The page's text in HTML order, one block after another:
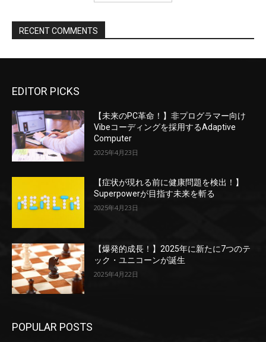
RECENT COMMENTS
EDITOR PICKS
【未来のPC革命！】非プログラマー向け
Vibeコーディングを採用するAdaptive
Computer
2025年4月23日
【症状が現れる前に健康問題を検出！】
Superpowerが目指す未来を斬る
2025年4月23日
【爆発的成長！】2025年に新たに7つのテ
ック・ユニコーンが誕生
2025年4月22日
POPULAR POSTS